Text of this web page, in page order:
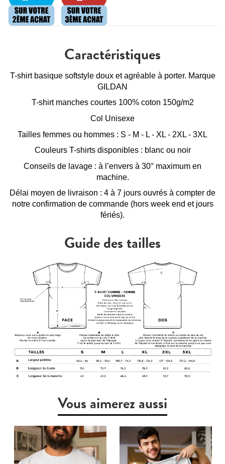
Caractéristiques
T-shirt basique softstyle doux et agréable à porter. Marque
GILDAN
T-shirt manches courtes 100% coton 150g/m2
Col Unisexe
Tailles femmes ou hommes : S - M - L - XL - 2XL - 3XL
Couleurs T-shirts disponibles : blanc ou noir
Conseils de lavage : à l’envers à 30° maximum en
machine.
Délai moyen de livraison : 4 à 7 jours ouvrés à compter de
notre confirmation de commande (hors week end et jours
fériés).
Guide des tailles
Vous aimerez aussi